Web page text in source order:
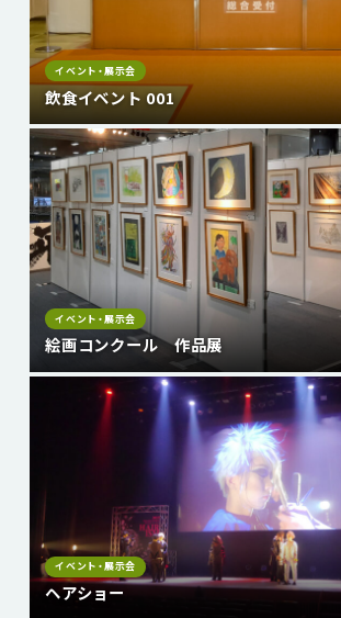
イベント・展示会
飲食イベント 001
イベント・展示会
絵画コンクール 作品展
イベント・展示会
ヘアショー